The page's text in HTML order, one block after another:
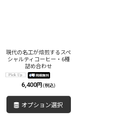
現代の名工が焙煎するスペ
シャルティコーヒー・6種
詰め合わせ
6,400円 (税込)
オプション選択